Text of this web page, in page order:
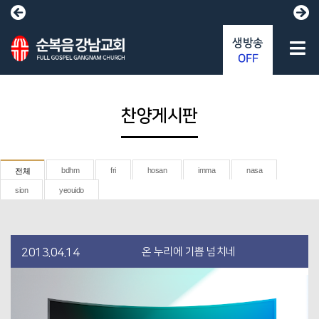
찬양게시판
전체 bdhm fri hosan imma nasa
sion yeouido
2013.04.14 온 누리에 기쁨 넘치네
생방송
OFF